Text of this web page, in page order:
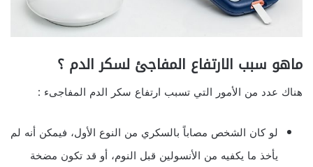
ماهو سبب الارتفاع المفاجئ لسكر الدم ؟
هناك عدد من الأمور التي تسبب ارتفاع سكر الدم المفاجىء :
لو كان الشخص مصاباً بالسكري من النوع الأول، فيمكن أنه لم
يأخذ ما يكفيه من الأنسولين قبل النوم، أو قد تكون مضخة